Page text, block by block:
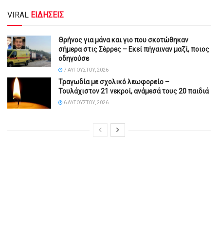
VIRAL ΕΙΔΗΣΕΙΣ
Θρήνος για μάνα και γιο που σκοτώθηκαν
σήμερα στις Σέρρες – Εκεί πήγαιναν μαζί, ποιος
οδηγούσε
7 ΑΥΓΟΎΣΤΟΥ, 2026
Τραγωδία με σχολικό λεωφορείο –
Τουλάχιστον 21 νεκροί, ανάμεσά τους 20 παιδιά
6 ΑΥΓΟΎΣΤΟΥ, 2026